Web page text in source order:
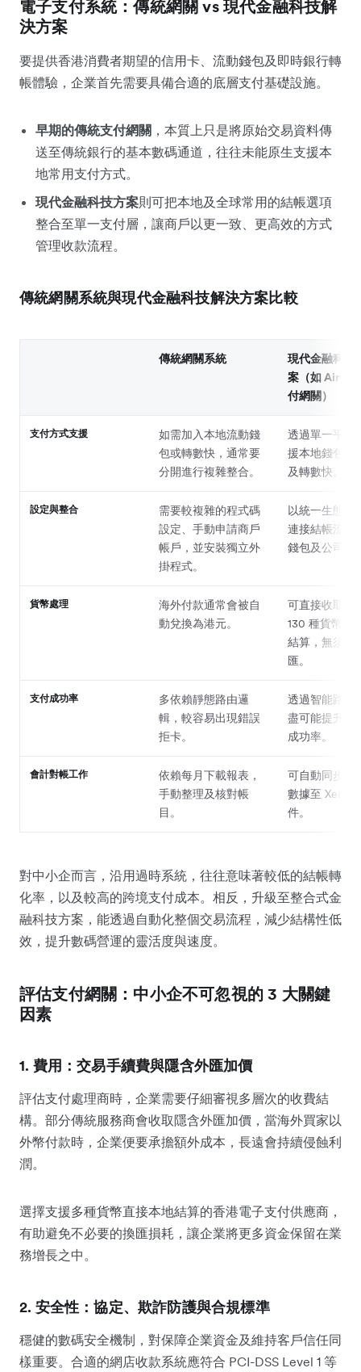
電子支付系統：傳統網關 vs 現代金融科技解
決方案
要提供香港消費者期望的信用卡、流動錢包及即時銀行轉
帳體驗，企業首先需要具備合適的底層支付基礎設施。
早期的傳統支付網關 ，本質上只是將原始交易資料傳
送至傳統銀行的基本數碼通道，往往未能原生支援本
地常用支付方式。
現代金融科技方案則可把本地及全球常用的結帳選項
整合至單一支付層，讓商戶以更一致、更高效的方式
管理收款流程。
傳統網關系統與現代金融科技解決方案比較
傳統網關系統
現代金融科技
案（如
付網關）
支付方式支援
如需加入本地流動錢
包或轉數快，通常要
分開進行複雜整合。
透過單一平台
援本地錢包、
及轉數快。
設定與整合
需要較複雜的程式碼
設定、手動申請商戶
帳戶，並安裝獨立外
掛程式。
以統一生態系
連接結帳流程
錢包及公司卡
貨幣處理
海外付款通常會被自
動兌換為港元。
可直接收取並
130 種貨幣進
結算，無須強
匯。
支付成功率
多依賴靜態路由邏
輯，較容易出現錯誤
拒卡。
透過智能路由
盡可能提升交
成功率。
會計對帳工作
依賴每月下載報表，
手動整理及核對帳
目。
可自動同步即
數據至 Xero
件。
對中小企而言，沿用過時系統，往往意味著較低的結帳轉
化率，以及較高的跨境支付成本。相反，升級至整合式金
融科技方案，能透過自動化整個交易流程，減少結構性低
效，提升數碼營運的靈活度與速度。
評估支付網關：中小企不可忽視的 3 大關鍵
因素
1. 費用：交易手續費與隱含外匯加價
評估支付處理商時，企業需要仔細審視多層次的收費結
構。部分傳統服務商會收取隱含外匯加價，當海外買家以
外幣付款時，企業便要承擔額外成本，長遠會持續侵蝕利
潤。
選擇支援多種貨幣直接本地結算的香港電子支付供應商，
有助避免不必要的換匯損耗，讓企業將更多資金保留在業
務增長之中。
2. 安全性：協定、欺詐防護與合規標準
穩健的數碼安全機制，對保障企業資金及維持客戶信任同
樣重要。合適的網店收款系統應符合 PCI-DSS Level 1 等